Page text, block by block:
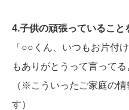
4.子供の頑張っていること
「○○くん、いつもお片付
もありがとうって言ってる
（※こういったご家庭の
す）